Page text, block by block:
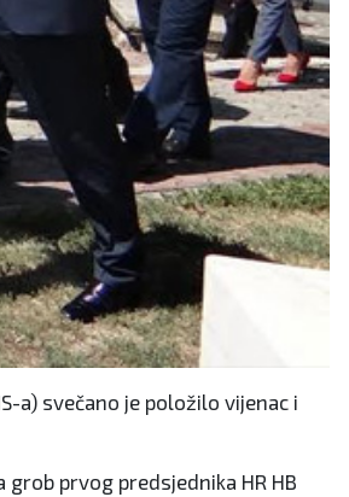
a) svečano je položilo vijenac i
prvog predsjednika HR HB